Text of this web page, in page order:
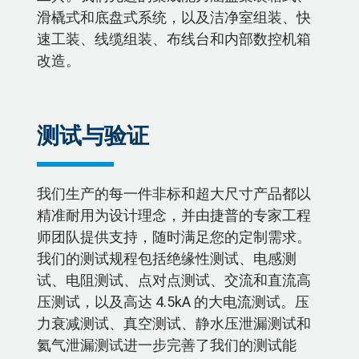
滑橇式和底盘式系统，以及洁净室组装、快
速工装、线缆组装、布线台和内部数控机箱
改造。
测试与验证
我们生产的每一件非标和超大尺寸产品都以
精准耐用为设计理念，并由捷普的专家工程
师团队提供支持，随时满足您的定制需求。
我们的测试规程包括绝缘性测试、电感测
试、电阻测试、点对点测试、交流和直流高
压测试，以及高达 4.5kA 的大电流测试。压
力衰减测试、真空测试、静水压泄漏测试和
氦气泄漏测试进一步完善了我们的测试能